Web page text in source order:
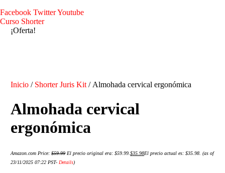
Facebook TwitterYoutube
Curso Shorter
¡Oferta!
Inicio / Shorter Juris Kit / Almohada cervical ergonómica
Almohada cervical
ergonómica
Amazon.com Price:$59.99 El precio original era: $59.99.$35.98El precio actual es: $35.98. (as of
23/11/2025 07:22 PST- Details)